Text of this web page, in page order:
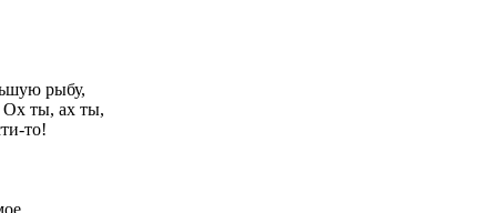
рыбу,
Ох ты, ах ты,
то!